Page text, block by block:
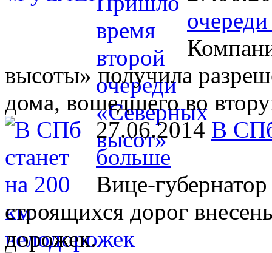
высоты» получила
дома, вошедшего во
27.06.2014 В
больше
Вице-
строящихся дорог
дорожек.